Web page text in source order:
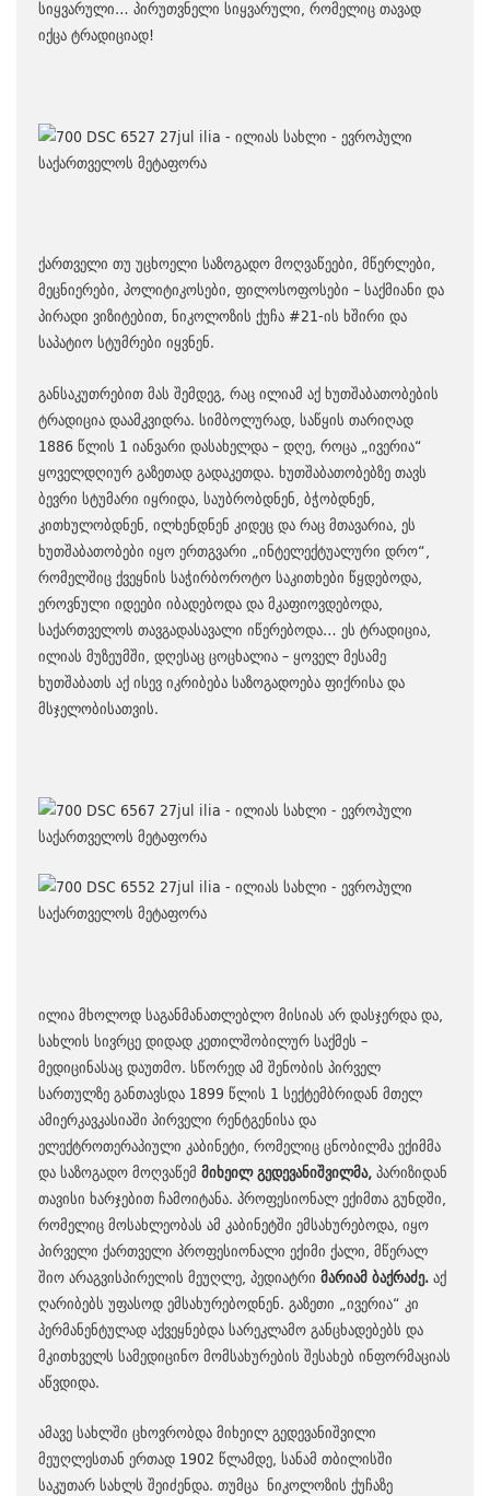
სიყვარული… პირუთვნელი სიყვარული, რომელიც თავად
იქცა ტრადიციად!
ქართველი თუ უცხოელი საზოგადო მოღვაწეები, მწერლები,
მეცნიერები, პოლიტიკოსები, ფილოსოფოსები – საქმიანი და
პირადი ვიზიტებით, ნიკოლოზის ქუჩა #21-ის ხშირი და
საპატიო სტუმრები იყვნენ.
განსაკუთრებით მას შემდეგ, რაც ილიამ აქ ხუთშაბათობების
ტრადიცია დაამკვიდრა. სიმბოლურად, საწყის თარიღად
1886 წლის 1 იანვარი დასახელდა – დღე, როცა „ივერია“
ყოველდღიურ გაზეთად გადაკეთდა. ხუთშაბათობებზე თავს
ბევრი სტუმარი იყრიდა, საუბრობდნენ, ბჭობდნენ,
კითხულობდნენ, ილხენდნენ კიდეც და რაც მთავარია, ეს
ხუთშაბათობები იყო ერთგვარი „ინტელექტუალური დრო“,
რომელშიც ქვეყნის საჭირბოროტო საკითხები წყდებოდა,
ეროვნული იდეები იბადებოდა და მკაფიოვდებოდა,
საქართველოს თავგადასავალი იწერებოდა… ეს ტრადიცია,
ილიას მუზეუმში, დღესაც ცოცხალია – ყოველ მესამე
ხუთშაბათს აქ ისევ იკრიბება საზოგადოება ფიქრისა და
მსჯელობისათვის.
ილია მხოლოდ საგანმანათლებლო მისიას არ დასჯერდა და,
სახლის სივრცე დიდად კეთილშობილურ საქმეს –
მედიცინასაც დაუთმო. სწორედ ამ შენობის პირველ
სართულზე განთავსდა 1899 წლის 1 სექტემბრიდან მთელ
ამიერკავკასიაში პირველი რენტგენისა და
ელექტროთერაპიული კაბინეტი, რომელიც ცნობილმა ექიმმა
და საზოგადო მოღვაწემ მიხეილ გედევანიშვილმა,პარიზიდან
თავისი ხარჯებით ჩამოიტანა. პროფესიონალ ექიმთა გუნდში,
რომელიც მოსახლეობას ამ კაბინეტში ემსახურებოდა, იყო
პირველი ქართველი პროფესიონალი ექიმი ქალი, მწერალ
შიო არაგვისპირელის მეუღლე, პედიატრი მარიამ ბაქრაძე.აქ
ღარიბებს უფასოდ ემსახურებოდნენ. გაზეთი „ივერია“ კი
პერმანენტულად აქვეყნებდა სარეკლამო განცხადებებს და
მკითხველს სამედიცინო მომსახურების შესახებ ინფორმაციას
აწვდიდა.
ამავე სახლში ცხოვრობდა მიხეილ გედევანიშვილი
მეუღლესთან ერთად 1902 წლამდე, სანამ თბილისში
საკუთარ სახლს შეიძენდა. თუმცა ნიკოლოზის ქუჩაზე